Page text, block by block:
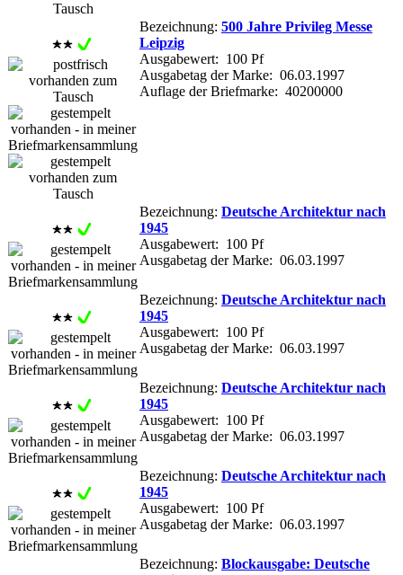
Bezeichnung: 500 Jahre Privileg Messe
Leipzig
Ausgabewert: 100 Pf
Ausgabetag der Marke: 06.03.1997
Auflage der Briefmarke: 40200000
Bezeichnung: Deutsche Architektur nach
1945
Ausgabewert: 100 Pf
Ausgabetag der Marke: 06.03.1997
Bezeichnung: Deutsche Architektur nach
1945
Ausgabewert: 100 Pf
Ausgabetag der Marke: 06.03.1997
Bezeichnung: Deutsche Architektur nach
1945
Ausgabewert: 100 Pf
Ausgabetag der Marke: 06.03.1997
Bezeichnung: Deutsche Architektur nach
1945
Ausgabewert: 100 Pf
Ausgabetag der Marke: 06.03.1997
Bezeichnung: Blockausgabe: Deutsche